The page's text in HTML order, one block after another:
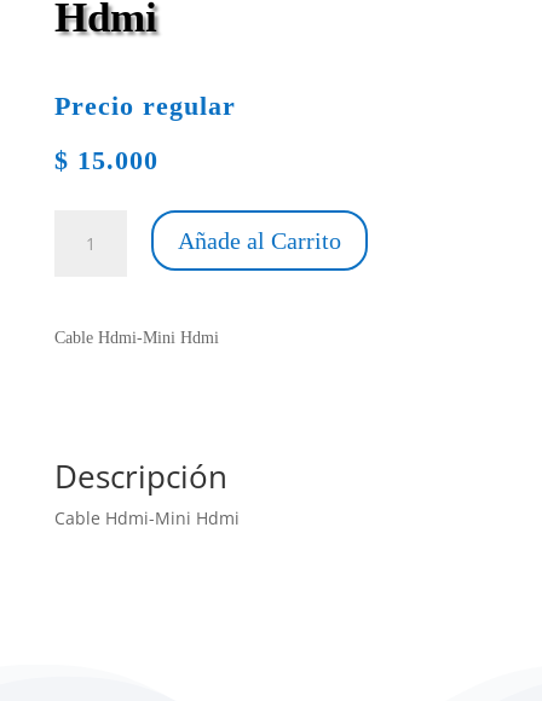
Hdmi
Precio regular
$ 15.000
Hdmi-
cantidad
Añade al Carrito
Cable Hdmi-Mini Hdmi
Descripción
Cable Hdmi-Mini Hdmi